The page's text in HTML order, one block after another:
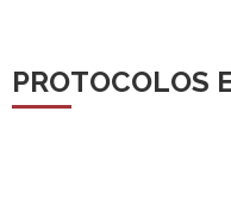
PROTOCOLOS